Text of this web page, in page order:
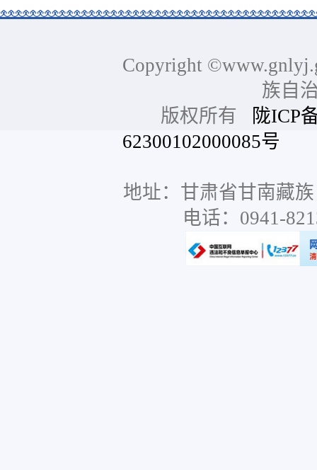
Copyright
族自
版权所有
陇ICP
62300102000085号
地址：甘肃省甘南藏
电话：0941-